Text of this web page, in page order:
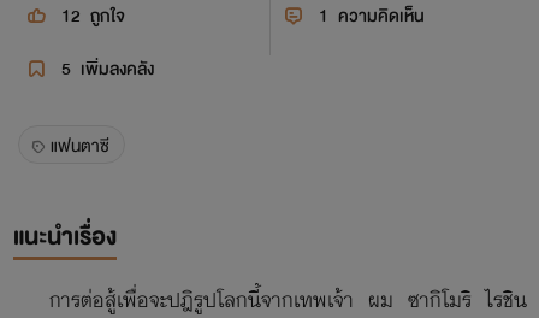
12 ถูกใจ 1 ความคิดเห็น
5 เพิ่มลงคลัง
แฟนตาซี
แนะนำเรื่อง
การต่อสู้เพื่อจะปฎิรูปโลกนี้จากเทพเจ้า ผม ซากิโมริ ไรชิน